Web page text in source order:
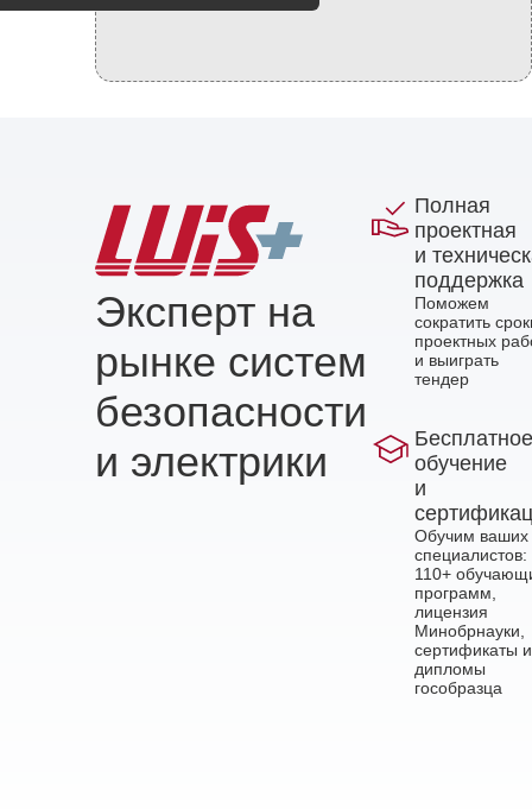
Эксперт на
рынке систем
безопасности
и электрики
Полная
проектная
и
поддержка
Поможем
сократить
проектных
и выиграть
тендер
Бесплатное
обучение
и
Обучим ваших
специалистов:
110+
программ,
лицензия
Минобрнауки,
сертификаты и
дипломы
гособразца